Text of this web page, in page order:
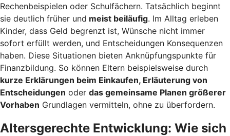
Rechenbeispielen oder Schulfächern. Tatsächlich beginnt
sie deutlich früher und meist beiläufig. Im Alltag erleben
Kinder, dass Geld begrenzt ist, Wünsche nicht immer
sofort erfüllt werden, und Entscheidungen Konsequenzen
haben. Diese Situationen bieten Anknüpfungspunkte für
Finanzbildung. So können Eltern beispielsweise durch
kurze Erklärungen beim Einkaufen, Erläuterung von
Entscheidungen oder das gemeinsame Planen größerer
Vorhaben Grundlagen vermitteln, ohne zu überfordern.
Altersgerechte Entwicklung: Wie sich